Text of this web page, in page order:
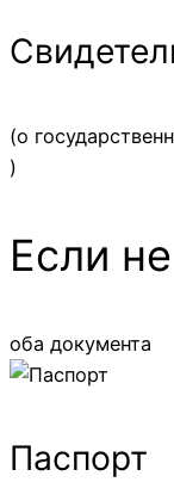
(о
)
Если
оба документа
Паспорт